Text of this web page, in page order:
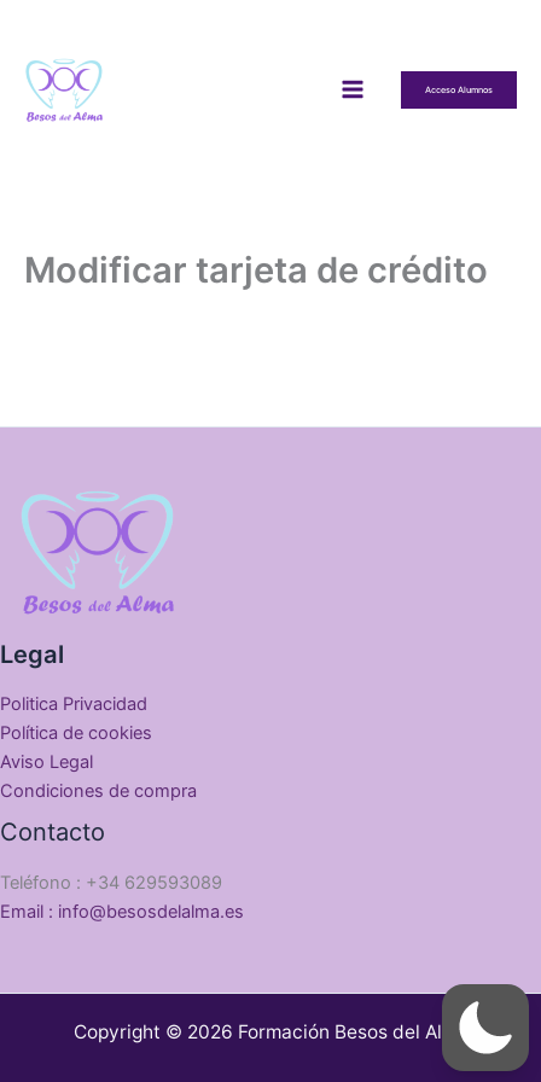
contenido
Acceso Alumnos
Modificar tarjeta de crédito
Legal
Politica Privacidad
Política de cookies
Aviso Legal
Condiciones de compra
Contacto
Teléfono : +34 629593089
Email : info@besosdelalma.es
Copyright © 2026 Formación Besos del Alma